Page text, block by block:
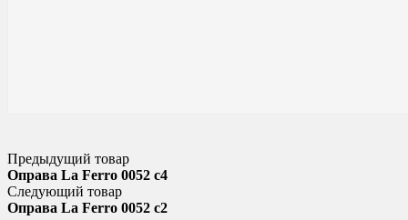
Предыдущий товар
Оправа La Ferro 0052 c4
Следующий товар
Оправа La Ferro 0052 c2